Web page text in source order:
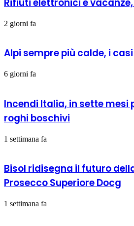
Rifiuti elettronici e
2 giorni fa
Alpi sempre più calde, i
6 giorni fa
Incendi Italia, in sette mesi
roghi boschivi
1 settimana fa
Bisol ridisegna il futuro
Prosecco Superiore Docg
1 settimana fa